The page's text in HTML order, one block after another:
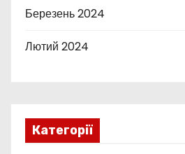
Березень 2024
Лютий 2024
Категорії